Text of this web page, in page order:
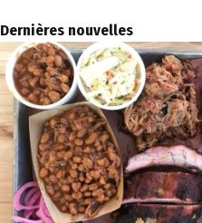
Dernières nouvelles